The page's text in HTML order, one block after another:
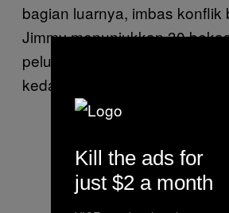
bagian luarnya, imbas konflik
Jimmy menunjukkan 30
peluru karet dan amunisi di
kedainya.
Kill the ads for
just $2 a month